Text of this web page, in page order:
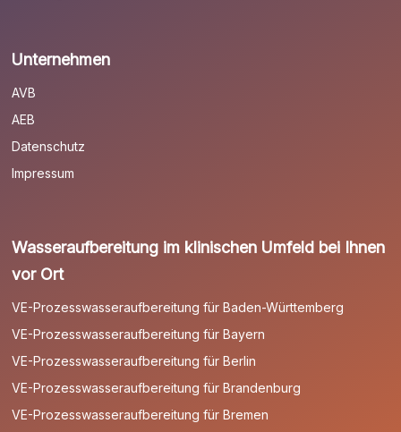
Unternehmen
AVB
AEB
Datenschutz
Impressum
Wasseraufbereitung im klinischen Umfeld bei Ihnen
vor Ort
VE-Prozesswasseraufbereitung für Baden-Württemberg
VE-Prozesswasseraufbereitung für Bayern
VE-Prozesswasseraufbereitung für Berlin
VE-Prozesswasseraufbereitung für Brandenburg
VE-Prozesswasseraufbereitung für Bremen